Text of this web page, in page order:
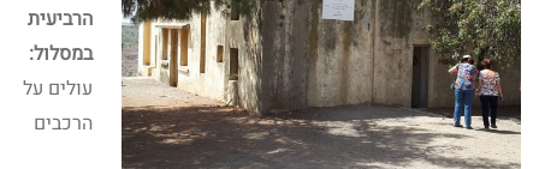
הרביעית
במסלול:
עולים על
הרכבים